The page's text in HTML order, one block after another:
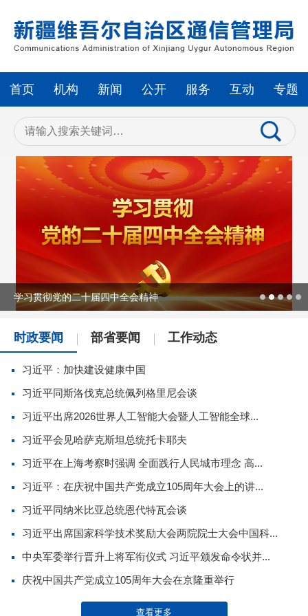
首页 机构 新闻 公开 服务 互动 专题
学习贯彻党的二十届四中全会精神
时政要闻 部省要闻 工作动态
习近平：加快建设健康中国
习近平同斯洛伐克总统佩列格里尼会谈
习近平出席2026世界人工智能大会暨人工智能全球...
习近平会见哈萨克斯坦总统托卡耶夫
习近平在上海考察时强调 全面践行人民城市理念 高...
习近平：在庆祝中国共产党成立105周年大会上的讲...
习近平同纳米比亚总统恩代特瓦会谈
习近平出席国家科学技术奖励大会两院院士大会中国科...
中央军委举行晋升上将军衔仪式 习近平颁发命令状并...
庆祝中国共产党成立105周年大会在京隆重举行
查看更多